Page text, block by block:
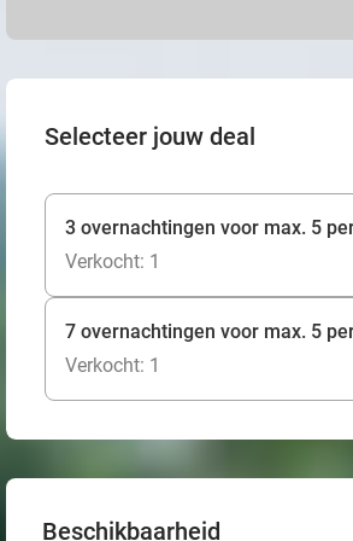
Selecteer jouw deal
3 overnachtingen voor max. 5
Verkocht: 1
7 overnachtingen voor max. 5
Verkocht: 1
Beschikbaarheid